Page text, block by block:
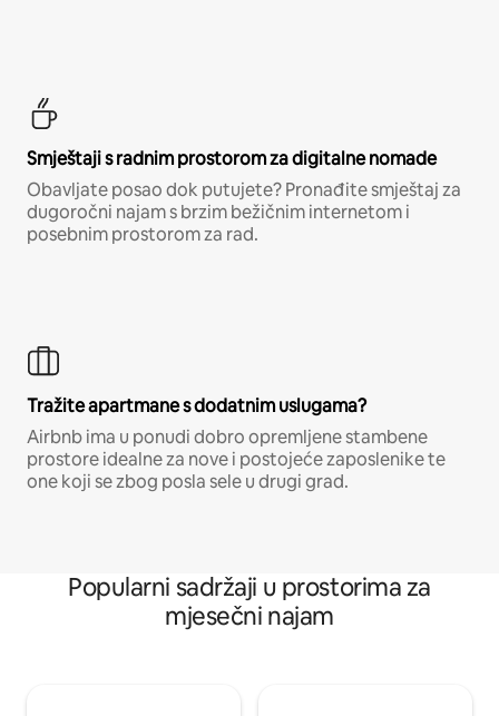
Smještaji s radnim prostorom za digitalne nomade
Obavljate posao dok putujete? Pronađite smještaj za
dugoročni najam s brzim bežičnim internetom i
posebnim prostorom za rad.
Tražite apartmane s dodatnim uslugama?
Airbnb ima u ponudi dobro opremljene stambene
prostore idealne za nove i postojeće zaposlenike te
one koji se zbog posla sele u drugi grad.
Popularni sadržaji u prostorima za
mjesečni najam